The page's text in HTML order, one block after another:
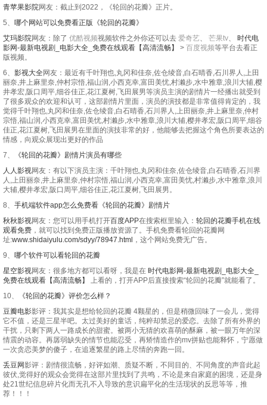
青苹果影院网友：截止到2022，《轮回的花瓣》正片。
5、 哪个网站可以免费看正版《轮回的花瓣》
艾玛影院网友：除了 优酷视频视频软件之外你还可以去 爱奇艺、 芒果tv、 时代电
影网-最新电视剧_电影大全_免费在线观看【高清流畅】 > 百度视频等平台去看正
版视频。
6、 影视大全网友：最近有千叶翔也,丸冈和佳奈,佐仓绫音,白石晴香,石川界人,上田
丽奈,井上麻里奈,仲村宗悟,福山润,小西克幸,富田美忧,村濑步,水中雅章,浪川大辅,樱
井孝宏,阪口周平,细谷佳正,花江夏树,飞田展男等演员主演的剧情片一经播出就受到
了很多观众的欢迎和认可，这部剧情片里面，演员的演技都是非常值得肯定的，我
觉得千叶翔也,丸冈和佳奈,佐仓绫音,白石晴香,石川界人,上田丽奈,井上麻里奈,仲村
宗悟,福山润,小西克幸,富田美忧,村濑步,水中雅章,浪川大辅,樱井孝宏,阪口周平,细谷
佳正,花江夏树,飞田展男在里面的演技非常的好，他能够去把握这个角色所要表达的
情感，向观众展现出更好的作品
7、
《轮回的花瓣》剧情片演员有哪些
人人影视网友：有以下演员主演：千叶翔也,丸冈和佳奈,佐仓绫音,白石晴香,石川界
人,上田丽奈,井上麻里奈,仲村宗悟,福山润,小西克幸,富田美忧,村濑步,水中雅章,浪川
大辅,樱井孝宏,阪口周平,细谷佳正,花江夏树,飞田展男。
8、 手机端软件app怎么免费看《轮回的花瓣》剧情片
秋秋影视网友：您可以用手机打开百度APP在搜索框里输入： 轮回的花瓣手机在线
观看免费 ，就可以找到免费正版播放资源了。手机免费看轮回的花瓣网
址:www.shidaiyulu.com/sdyy/78947.html ，这个网站免费无广告。
9、 哪个软件可以看轮回的花瓣
星空影视网友：很多地方都可以看呀，我是在 时代电影网-最新电视剧_电影大全_
免费在线观看【高清流畅】
上看的，打开APP后直接搜索“轮回的花瓣”就能看了。
10、
《轮回的花瓣》评价怎么样？
豆瓣电影影评：我其实是想给轮回的花瓣 4颗星的，但是稍微回味了一会儿，觉得
它不值，还是三星半吧。太过美好的童话，纯粹却禁忌的爱恋。去除了所有外界的
干扰，只剩下两人一路成长的甜蜜。被两小无猜的欢喜萌的酥麻，被一眼万年的深
情震的动容。再孱弱缺失的情节也能忍受，再矫情造作的mv拼贴也能释怀，宁愿做
一次贪恋美梦的傻子，在追逐繁星的路上尽情的奔跑一回。
丢豆网影评：剧情很流畅，好评如潮、质疑不断，不同目的、不同角度的声音此起
彼伏,觉得好的观众会觉得在这部片里找到了共鸣，不论是来自家庭的困境，还是身
处21世纪信息碎片化而无孔不入导致的意识扁平化的生活现状的反思等等，推
荐！！！